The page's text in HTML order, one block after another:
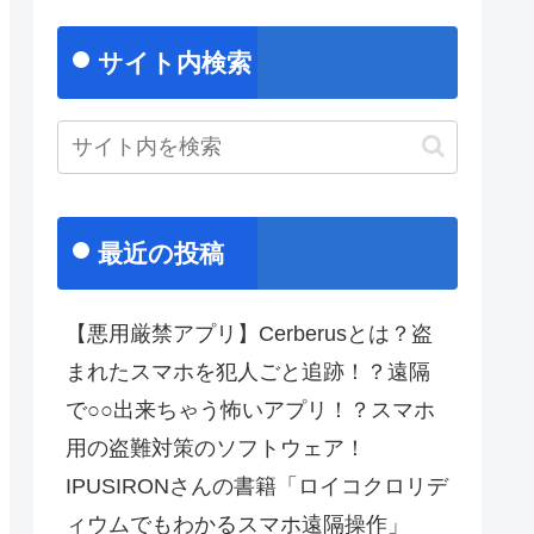
サイト内検索
最近の投稿
【悪用厳禁アプリ】Cerberusとは？盗
まれたスマホを犯人ごと追跡！？遠隔
で○○出来ちゃう怖いアプリ！？スマホ
用の盗難対策のソフトウェア！
IPUSIRONさんの書籍「ロイコクロリデ
ィウムでもわかるスマホ遠隔操作」